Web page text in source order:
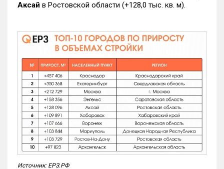
Аксай в Ростовской области (+128,0 тыс. кв. м).
Источник: ЕРЗ.РФ